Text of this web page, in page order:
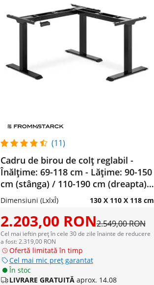
(11)
Cadru de birou de colț reglabil -
Înălțime: 69-118 cm - Lățime: 90-150
cm (stânga) / 110-190 cm (dreapta) -
Unghi: 90 ° - 150 kg
Dimensiuni (LxlxÎ) 130 X 110 X 118 cm
2.203,00 RON2.549,00 RON
Cel mai ieftin preț în cele 30 de zile înainte de reducere
a fost: 2.319,00 RON
Ofertă limitată în timp
Cel mai mic preț garantat
În stoc
LIVRARE GRATUITĂ aprox. 14.08